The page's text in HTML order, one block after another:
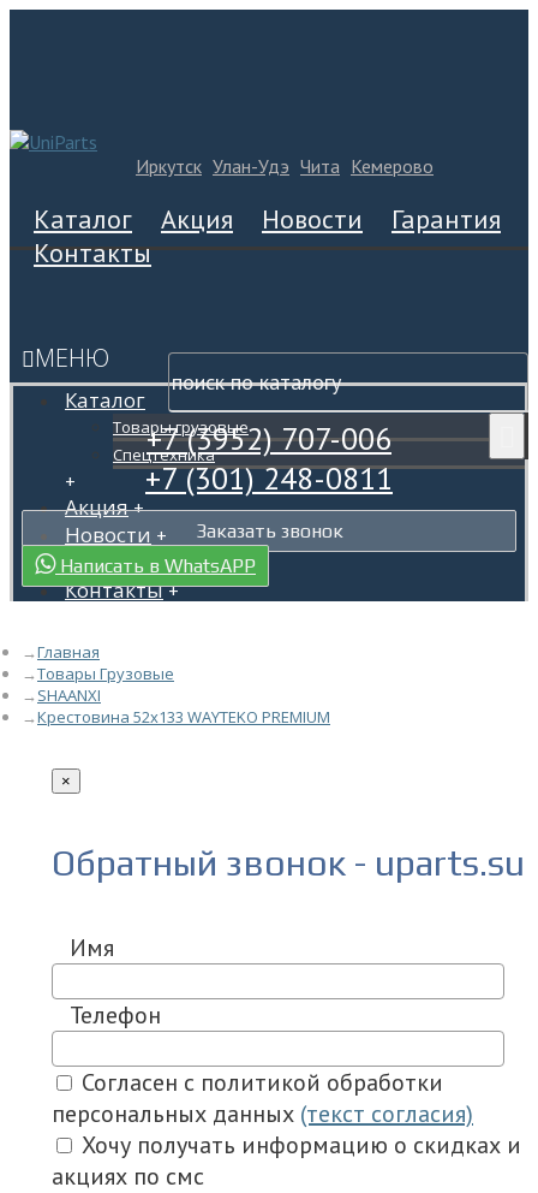
Иркутск Улан-Удэ Чита Кемерово
Каталог Акция Новости
Гарантия
Контакты
МЕНЮ
Каталог
Товары грузовые
Спецтехника
+
Акция +
Новости +
Гарантия +
Контакты +
+7 (3952) 707-006
+7 (301) 248-0811
Заказать звонок
Написать в WhatsAPP
Главная
Товары Грузовые
SHAANXI
Крестовина 52x133 WAYTEKO PREMIUM
×
Обратный звонок - uparts.su
Имя
Телефон
Согласен с политикой обработки
персональных данных (текст согласия)
Хочу получать информацию о скидках и
акциях по смс